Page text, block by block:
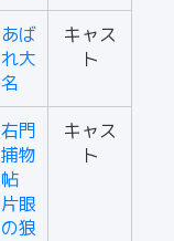
あば
れ大
名
キャス
ト
右門
捕物
帖
片眼
の狼
キャス
ト